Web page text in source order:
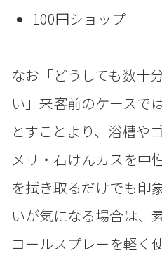
100円ショップ
なお「どうしても数十
い」来客前のケースで
とすことより、浴槽や
メリ・石けんカスを中
を拭き取るだけでも印
いが気になる場合は、
コールスプレーを軽く